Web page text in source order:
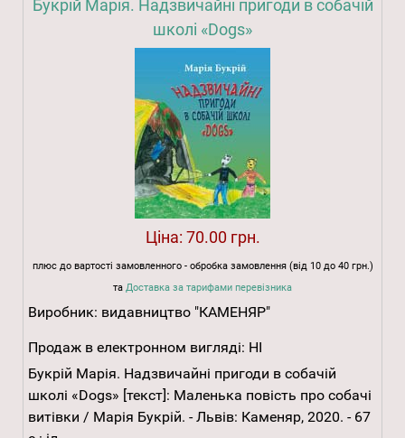
Букрій Марія. Надзвичайні пригоди в собачій
школі «Dogs»
Ціна: 70.00 грн.
плюс до вартості замовленного - обробка замовлення (від 10 до 40 грн.)
та Доставка за тарифами перевізника
Виробник: видавництво "КАМЕНЯР"
Продаж в електронном вигляді: НІ
Букрій Марія. Надзвичайні пригоди в собачій
школі «Dogs» [текст]: Маленька повість про собачі
витівки / Марія Букрій. - Львів: Каменяр, 2020. - 67